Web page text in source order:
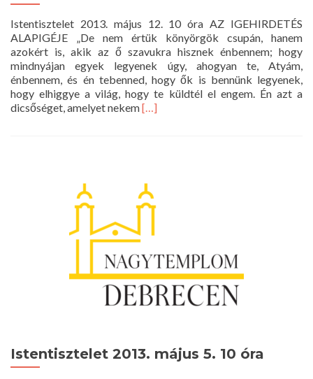
Istentisztelet 2013. május 12. 10 óra AZ IGEHIRDETÉS
ALAPIGÉJE „De nem értük könyörgök csupán, hanem
azokért is, akik az ő szavukra hisznek énbennem; hogy
mindnyájan egyek legyenek úgy, ahogyan te, Atyám,
énbennem, és én tebenned, hogy ők is bennünk legyenek,
hogy elhiggye a világ, hogy te küldtél el engem. Én azt a
dicsőséget, amelyet nekemRead
12.
10
[…]
Istentisztelet 2013. május 5. 10 óra